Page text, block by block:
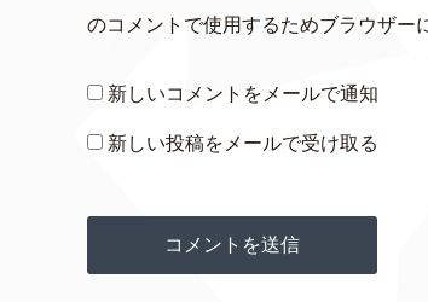
のコメントで使用するためブラウザー
新しいコメントをメールで通知
新しい投稿をメールで受け取る